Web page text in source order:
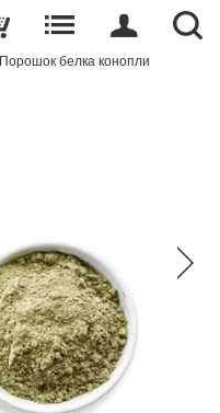
Порошок белка конопли